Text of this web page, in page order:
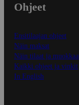
Ohjeet
Ensitilaajan ohjeet
Näin maksat
Näin tilaat ja
Kaikki ohjeet ja vinkit
In English